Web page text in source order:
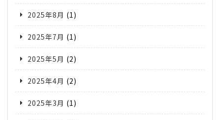
2025年8月 (1)
2025年7月 (1)
2025年5月 (2)
2025年4月 (2)
2025年3月 (1)